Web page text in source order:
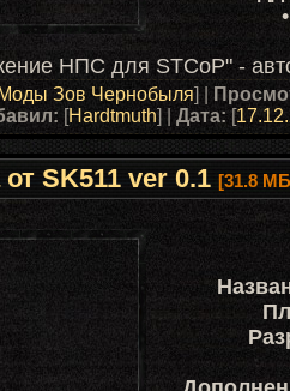
НПС для STCoP" -
Зов Чернобыля] |
[Hardtmuth] | Дата: [
SK511 ver 0.1 [31.8